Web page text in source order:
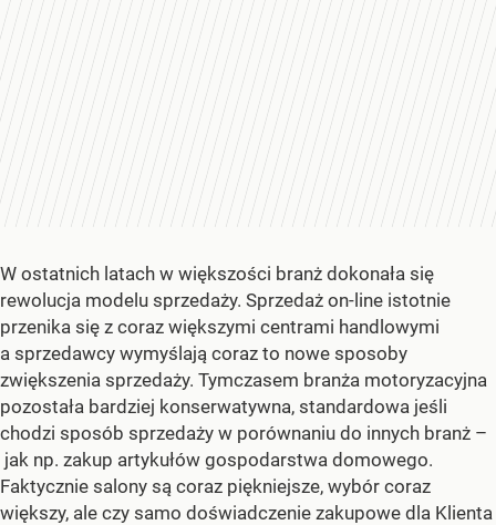
W ostatnich latach w większości branż dokonała się
rewolucja modelu sprzedaży. Sprzedaż on-line istotnie
przenika się z coraz większymi centrami handlowymi
a sprzedawcy wymyślają coraz to nowe sposoby
zwiększenia sprzedaży. Tymczasem branża motoryzacyjna
pozostała bardziej konserwatywna, standardowa jeśli
chodzi sposób sprzedaży w porównaniu do innych branż –
jak np. zakup artykułów gospodarstwa domowego.
Faktycznie salony są coraz piękniejsze, wybór coraz
większy, ale czy samo doświadczenie zakupowe dla Klienta